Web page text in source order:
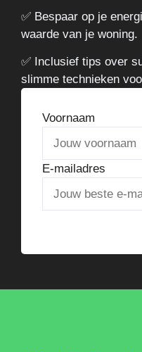
✅ Bespaar op je
waarde van je woning.
✅ Inclusief tips over
slimme technieken
Voornaam
E-mailadres